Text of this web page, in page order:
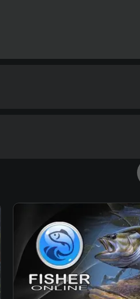
i5-7400 / AMD Ryzen 3 1200
card
GTX 1050 Ti / AMD Radeon RX 560